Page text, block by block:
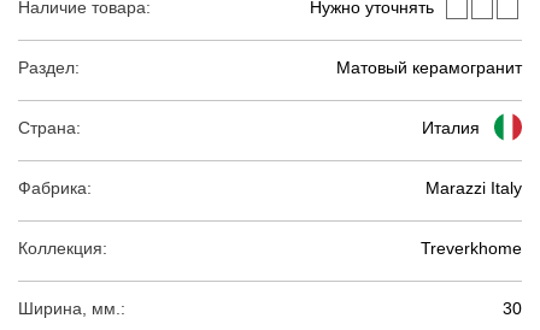
Наличие товара: Нужно уточнять
Раздел: Матовый керамогранит
Страна: Италия
Фабрика: Marazzi Italy
Коллекция: Treverkhome
Ширина, мм.: 30